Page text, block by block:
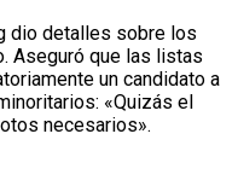
dio detalles sobre los
Aseguró que las listas
un candidato a
«Quizás el
necesarios».